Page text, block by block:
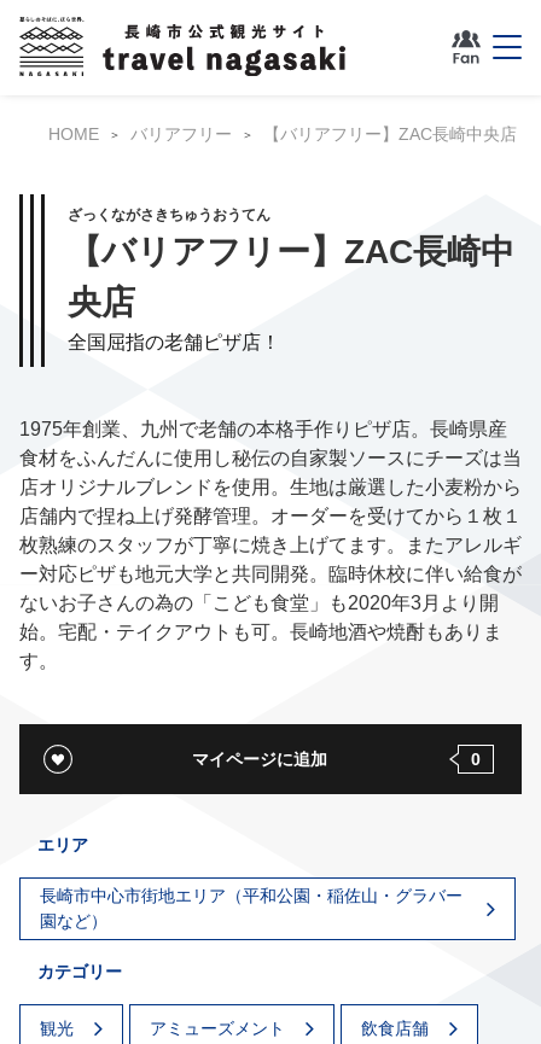
HOME バリアフリー 【バリアフリー】ZAC長崎中央店
ざっくながさきちゅうおうてん
【バリアフリー】ZAC長崎中
央店
全国屈指の老舗ピザ店！
1975年創業、九州で老舗の本格手作りピザ店。長崎県産
食材をふんだんに使用し秘伝の自家製ソースにチーズは当
店オリジナルブレンドを使用。生地は厳選した小麦粉から
店舗内で捏ね上げ発酵管理。オーダーを受けてから１枚１
枚熟練のスタッフが丁寧に焼き上げてます。またアレルギ
ー対応ピザも地元大学と共同開発。臨時休校に伴い給食が
ないお子さんの為の「こども食堂」も2020年3月より開
始。宅配・テイクアウトも可。長崎地酒や焼酎もありま
す。
マイページに追加 0
エリア
長崎市中心市街地エリア（平和公園・稲佐山・グラバー
園など）
カテゴリー
観光 アミューズメント 飲食店舗